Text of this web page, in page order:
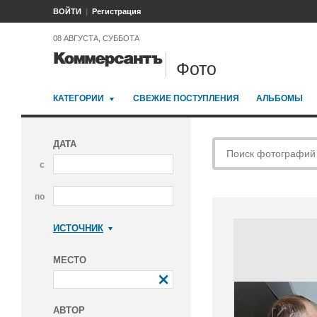
ВОЙТИ Регистрация
08 АВГУСТА, СУББОТА
Фото
КАТЕГОРИИ СВЕЖИЕ ПОСТУПЛЕНИЯ АЛЬБОМЫ
ДАТА
с
по
ИСТОЧНИК
МЕСТО
АВТОР